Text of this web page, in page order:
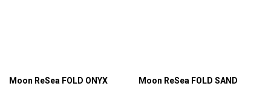
Moon ReSea FOLD ONYX Moon ReSea FOLD SAND